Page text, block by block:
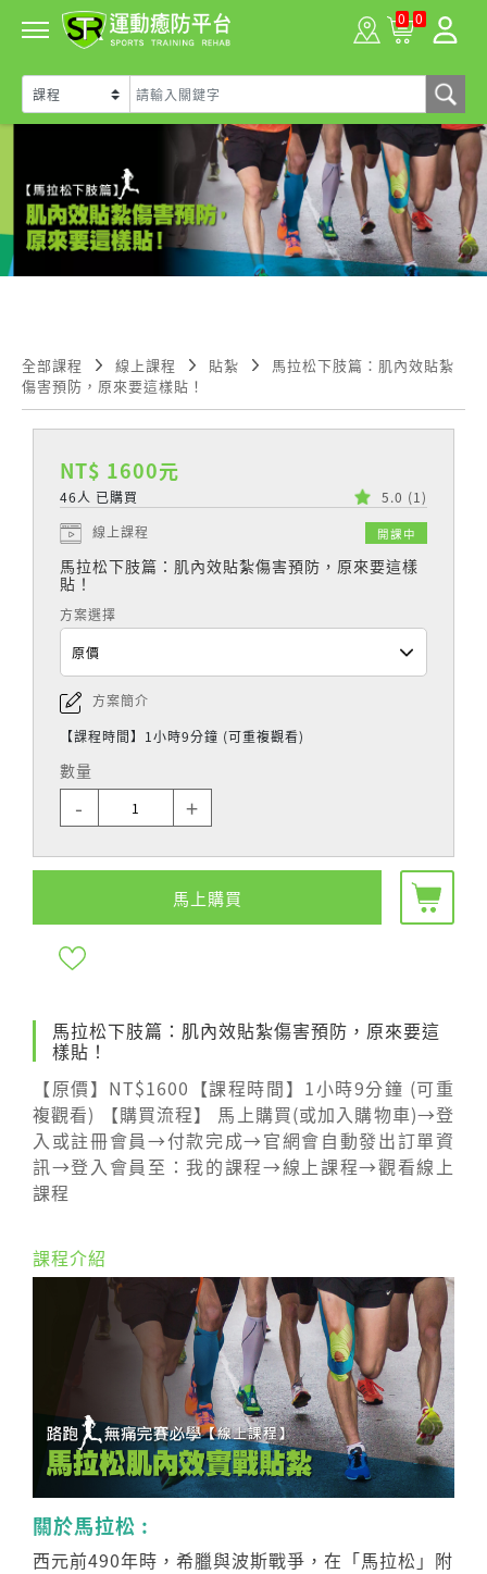
0 0
全部課程 線上課程 貼紮
馬拉松下肢篇：肌內效貼紮
傷害預防，原來要這樣貼！
馬拉松下肢篇：肌內效貼紮傷害預防，原來要這
樣貼！
【原價】NT$1600【課程時間】1小時9分鐘 (可重
複觀看) 【購買流程】 馬上購買(或加入購物車)→登
入或註冊會員→付款完成→官網會自動發出訂單資
訊→登入會員至：我的課程→線上課程→觀看線上
課程
課程介紹
關於馬拉松 :
西元前490年時，希臘與波斯戰爭，在「馬拉松」附
NT$ 1600元
46人 已購買 5.0 (1)
線上課程
開課中
馬拉松下肢篇：肌內效貼紮傷害預防，原來要這樣
貼！
方案選擇
方案簡介
【課程時間】1小時9分鐘 (可重複觀看)
數量
- +
馬上購買